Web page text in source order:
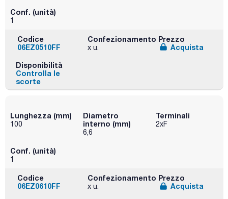
Conf. (unità)
1
Codice
06EZ0510FF
Confezionamento
x u.
Prezzo
Acquista
Disponibilità
Controlla le
scorte
Lunghezza (mm)
100
Diametro
interno (mm)
6,6
Terminali
2xF
Conf. (unità)
1
Codice
06EZ0610FF
Confezionamento
x u.
Prezzo
Acquista